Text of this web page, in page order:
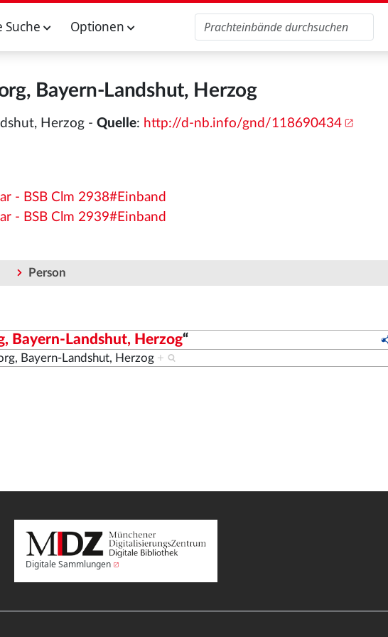
Suche Optionen
Bayern-Landshut, Herzog
Herzog - Quelle: http://d-nb.info/gnd/118690434
- BSB Clm 2938#Einband
- BSB Clm 2939#Einband
Person
Bayern-Landshut, Herzog“
Bayern-Landshut, Herzog +
Digitale Sammlungen